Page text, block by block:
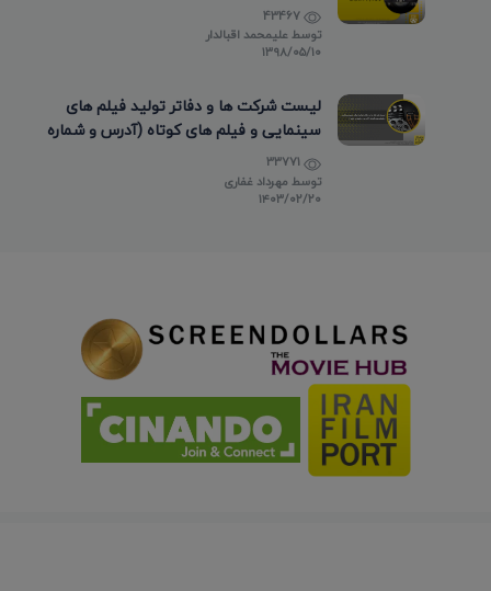
توسطعلیمحمد اقبالدار
۱۳۹۸/۰۵/۱۰
لیست شرکت ها و دفاتر تولید فیلم های
سینمایی و فیلم های کوتاه (آدرس و شماره
تماس)
توسط مهرداد غفاری
۱۴۰۳/۰۲/۲۰